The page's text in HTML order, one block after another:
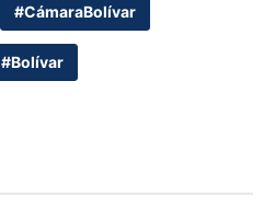
#CámaraBolívar
#Bolívar